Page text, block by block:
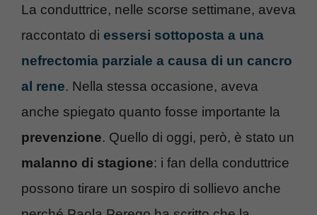
La conduttrice, nelle scorse settimane, aveva
raccontato di essersi sottoposta a una
nefrectomia parziale a causa di un cancro
al rene. Nella stessa occasione, aveva
anche spiegato quanto fosse importante la
prevenzione. Quello di oggi, però, è stato un
malanno di stagione: i fan della conduttrice
possono tirare un sospiro di sollievo anche